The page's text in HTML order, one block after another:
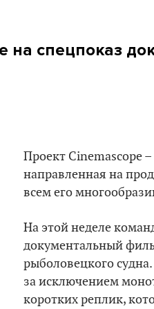
на спецпоказ
Проект Cinemascope
направленная на
всем его
На этой неделе
документальный
рыболовецкого
за исключением
коротких реплик,